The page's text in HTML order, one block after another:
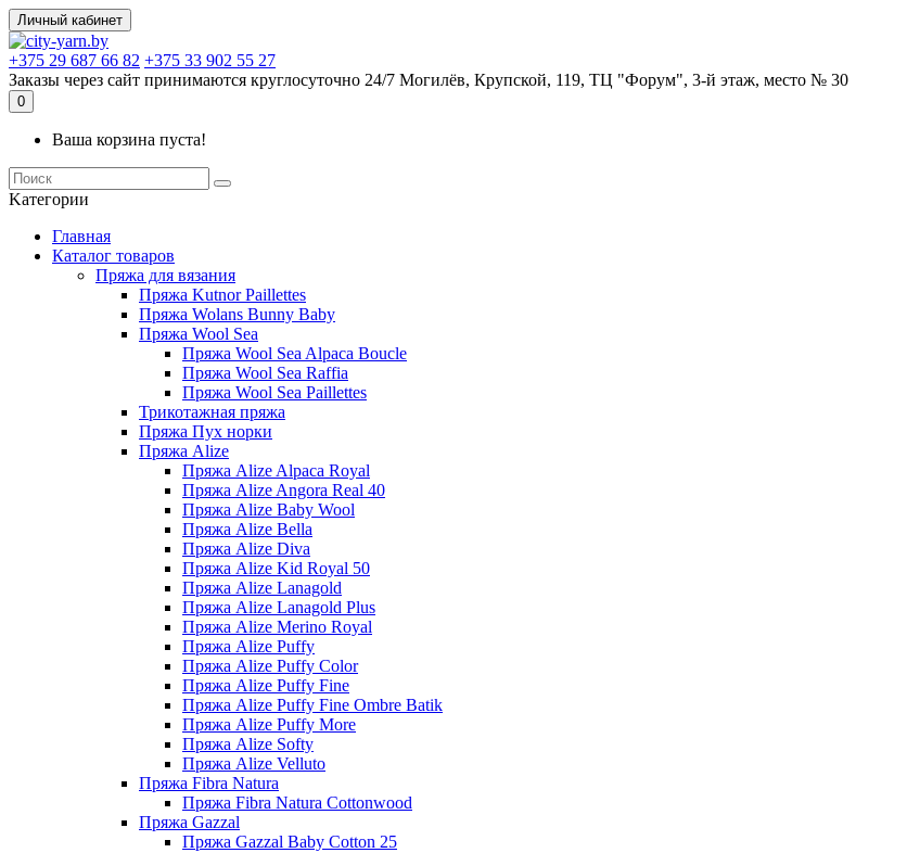
Личный кабинет
+375 29 687 66 82 +375 33 902 55 27
Заказы через сайт принимаются круглосуточно 24/7 Могилёв, Крупской, 119, ТЦ "Форум", 3-й этаж, место № 30
0
Ваша корзина пуста!
Kатегории
Главная
Каталог товаров
Пряжа для вязания
Пряжа Kutnor Paillettes
Пряжа Wolans Bunny Baby
Пряжа Wool Sea
Пряжа Wool Sea Alpaca Boucle
Пряжа Wool Sea Raffia
Пряжа Wool Sea Paillettes
Трикотажная пряжа
Пряжа Пух норки
Пряжа Alize
Пряжа Alize Alpaca Royal
Пряжа Alize Angora Real 40
Пряжа Alize Baby Wool
Пряжа Alize Bella
Пряжа Alize Diva
Пряжа Alize Kid Royal 50
Пряжа Alize Lanagold
Пряжа Alize Lanagold Plus
Пряжа Alize Merino Royal
Пряжа Alize Puffy
Пряжа Alize Puffy Color
Пряжа Alize Puffy Fine
Пряжа Alize Puffy Fine Ombre Batik
Пряжа Alize Puffy More
Пряжа Alize Softy
Пряжа Alize Velluto
Пряжа Fibra Natura
Пряжа Fibra Natura Cottonwood
Пряжа Gazzal
Пряжа Gazzal Baby Cotton 25